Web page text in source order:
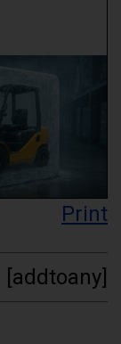
Print
[addtoany]